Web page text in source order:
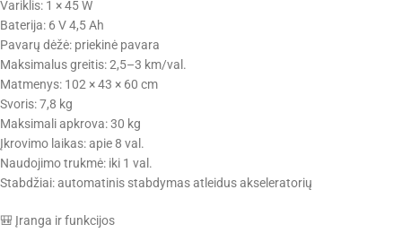
Variklis: 1 × 45 W
Baterija: 6 V 4,5 Ah
Pavarų dėžė: priekinė pavara
Maksimalus greitis: 2,5–3 km/val.
Matmenys: 102 × 43 × 60 cm
Svoris: 7,8 kg
Maksimali apkrova: 30 kg
Įkrovimo laikas: apie 8 val.
Naudojimo trukmė: iki 1 val.
Stabdžiai: automatinis stabdymas atleidus akseleratorių
🎒 Įranga ir funkcijos